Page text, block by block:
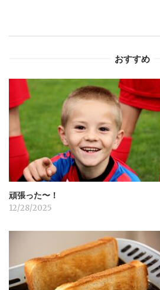
シ
ョ
ン
おすすめ
頑張った〜！
12/28/2025